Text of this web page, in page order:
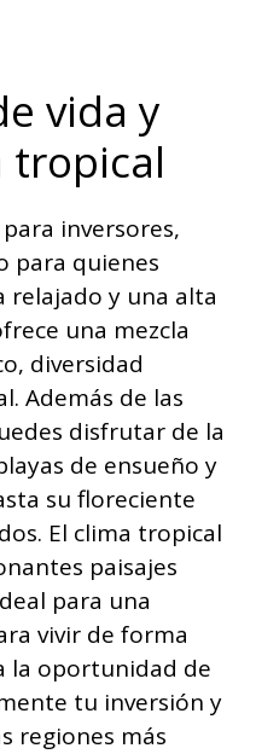
vida y
tropical
inversores,
para quienes
relajado y una alta
una mezcla
diversidad
Además de las
disfrutar de la
de ensueño y
su floreciente
El clima tropical
paisajes
para una
vivir de forma
la oportunidad de
tu inversión y
regiones más